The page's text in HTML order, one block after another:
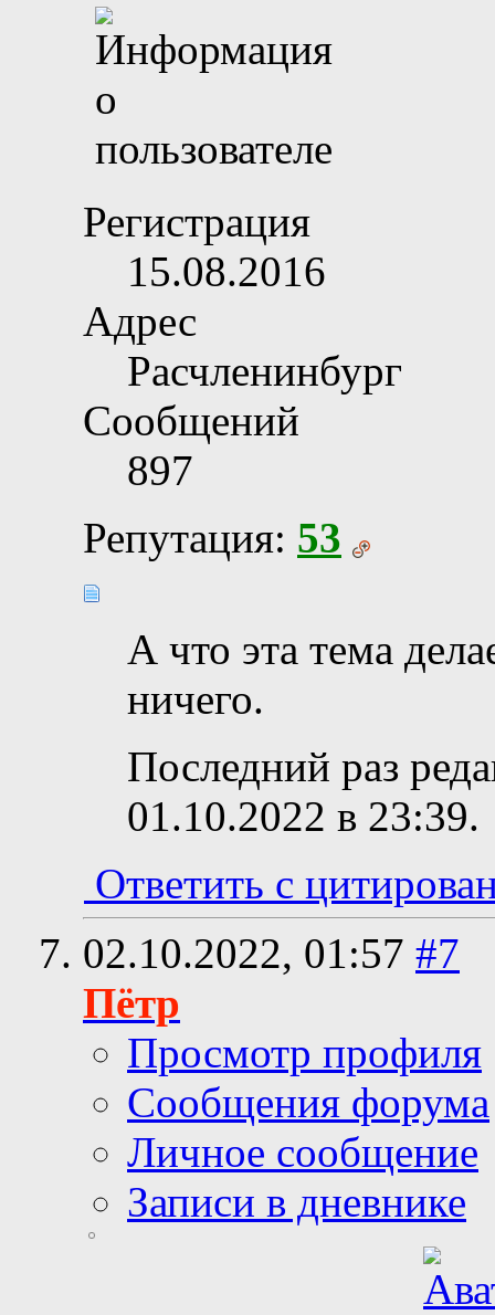
Регистрация
15.08.2016
Адрес
Расчленинбург
Сообщений
897
Репутация: 53
А что эта тема
ничего.
Последний раз
01.10.2022 в 23:39.
Ответить с
02.10.2022, 01:57 #7
Пётр
Просмотр профиля
Сообщения форума
Личное сообщение
Записи в дневнике